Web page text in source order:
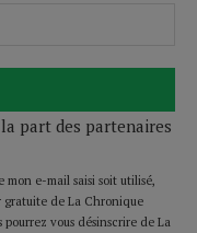
part des partenaires
mon e-mail saisi soit utilisé,
de La Chronique
vous désinscrire de La